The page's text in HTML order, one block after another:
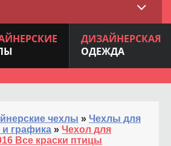
ДИЗАЙНЕРСКАЯ
ОДЕЖДА
чехлы » Чехлы для
и графика » Чехол для
Все краски птицы